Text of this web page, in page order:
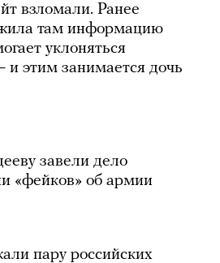
взломали. Ранее
там информацию
уклоняться
этим занимается дочь
завели дело
«фейков» об армии
пару российских